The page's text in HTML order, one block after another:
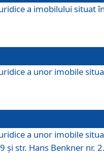
a imobilului situat
a unor imobile
a unor imobile
și str. Hans Benkner nr.